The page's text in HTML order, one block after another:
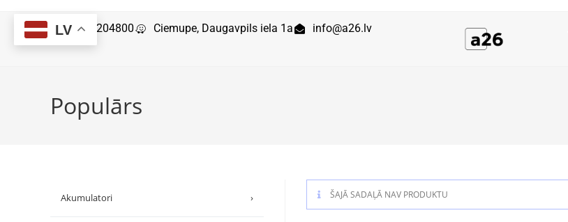
29204800 Ciemupe, Daugavpils iela 1a info@a26.lv
Populārs
ŠAJĀ SADAĻĀ NAV PRODUKTU
Akumulatori ›
LV